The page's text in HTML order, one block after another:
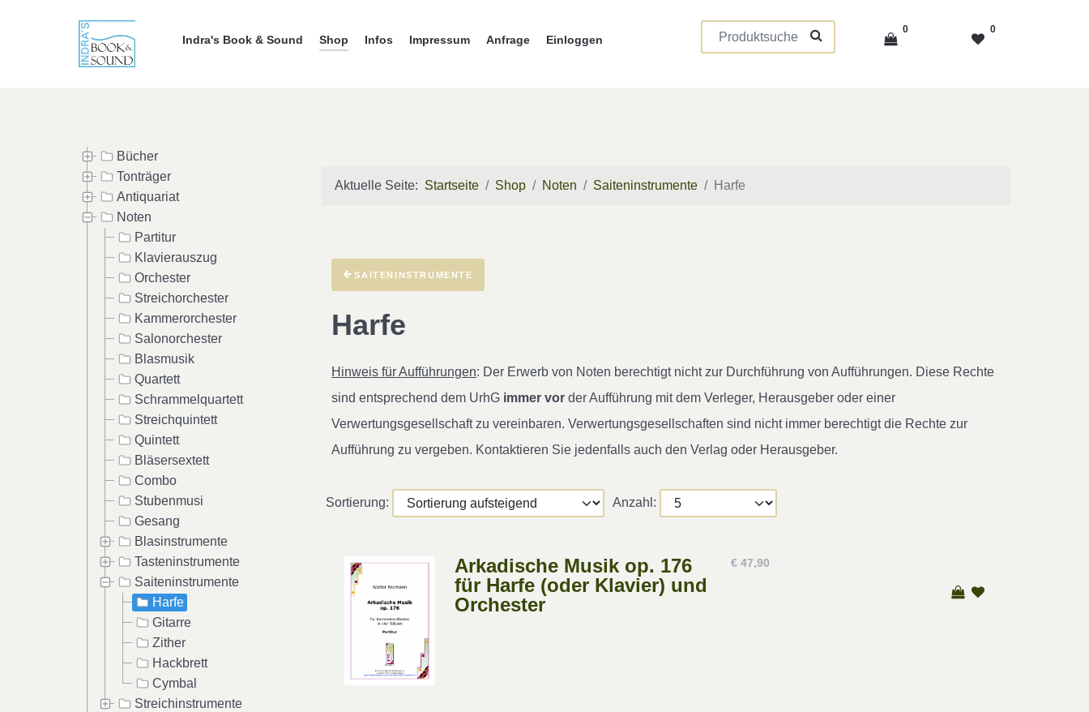
Indra's Book & Sound Shop Infos Impressum Anfrage Einloggen
0 0
Bücher
Tonträger
Antiquariat
Noten
Partitur
Klavierauszug
Orchester
Streichorchester
Kammerorchester
Salonorchester
Blasmusik
Quartett
Schrammelquartett
Streichquintett
Quintett
Bläsersextett
Combo
Stubenmusi
Gesang
Blasinstrumente
Tasteninstrumente
Saiteninstrumente
Harfe
Gitarre
Zither
Hackbrett
Cymbal
Streichinstrumente
Aktuelle Seite: Startseite Shop Noten Saiteninstrumente Harfe
SAITENINSTRUMENTE
Harfe
Hinweis für Aufführungen: Der Erwerb von Noten berechtigt nicht zur Durchführung von Aufführungen. Diese Rechte
sind entsprechend dem UrhG immer vor der Aufführung mit dem Verleger, Herausgeber oder einer
Verwertungsgesellschaft zu vereinbaren. Verwertungsgesellschaften sind nicht immer berechtigt die Rechte zur
Aufführung zu vergeben. Kontaktieren Sie jedenfalls auch den Verlag oder Herausgeber.
Sortierung: Anzahl:
Arkadische Musik op. 176
für Harfe (oder Klavier) und
Orchester
€ 47,90